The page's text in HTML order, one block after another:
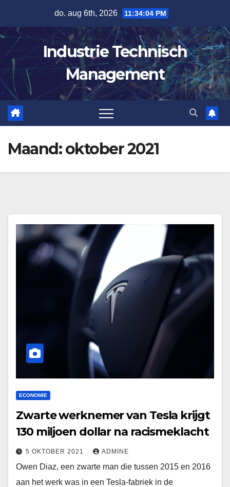
de
inhoud
do. aug 6th, 2026 11:34:04 PM
Industrie Technisch
Management
Maand:oktober 2021
ECONOMIE
Zwarte werknemer van Tesla krijgt
130 miljoen dollar na racismeklacht
5 OKTOBER 2021 ADMINE
Owen Diaz, een zwarte man die tussen 2015 en 2016
aan het werk was in een Tesla-fabriek in de